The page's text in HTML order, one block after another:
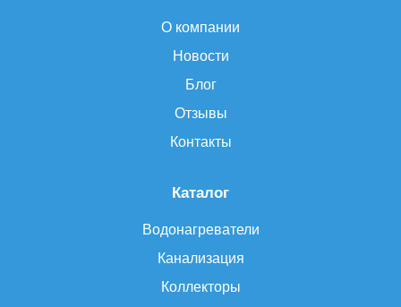
Каталог
Водонагреватели
Канализация
Коллекторы
О компании
Новости
Блог
Отзывы
Контакты